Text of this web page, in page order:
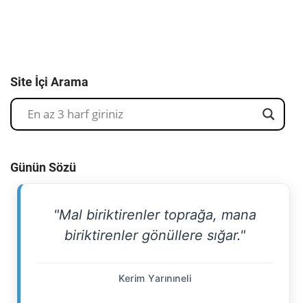
Site İçi Arama
Günün Sözü
"Mal biriktirenler toprağa, mana
biriktirenler gönüllere sığar."
Kerim Yarınıneli